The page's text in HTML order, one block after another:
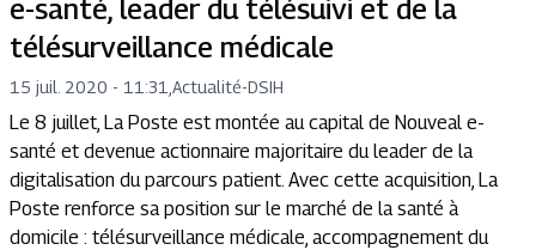
e-santé, leader du télésuivi et de la
télésurveillance médicale
15 juil. 2020 - 11:31 Actualité-DSIH
Le 8 juillet, La Poste est montée au capital de Nouveal e-
santé et devenue actionnaire majoritaire du leader de la
digitalisation du parcours patient. Avec cette acquisition, La
Poste renforce sa position sur le marché de la santé à
domicile : télésurveillance médicale, accompagnement du